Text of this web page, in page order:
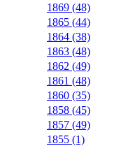
1869 (48)
1865 (44)
1864 (38)
1863 (48)
1862 (49)
1861 (48)
1860 (35)
1858 (45)
1857 (49)
1855 (1)